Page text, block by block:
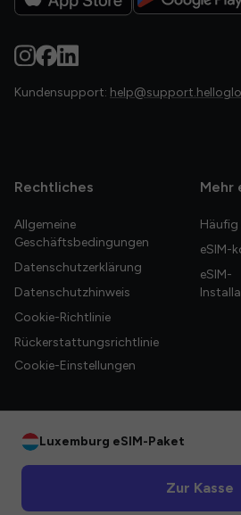
Kundensupport:
Rechtliches
Allgemeine
Geschäftsbedingungen
Datenschutzerklärung
Datenschutzhinweis
Cookie-Richtlinie
Rückerstattungsrichtlinie
Cookie-Einstellungen
Mehr
Häufig
eSIM-
eSIM-
Luxemburg eSIM-Paket
Zur Kasse